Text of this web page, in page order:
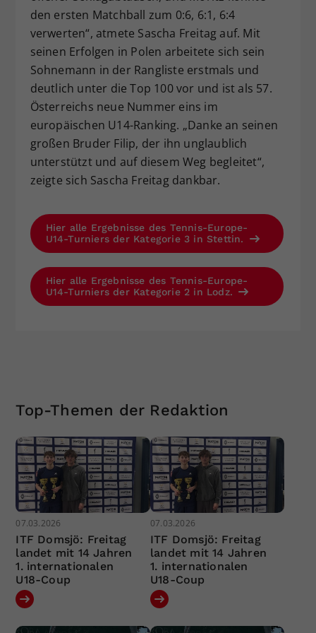
den ersten Matchball zum 0:6, 6:1, 6:4
verwerten“, atmete Sascha Freitag auf. Mit
seinen Erfolgen in Polen arbeitete sich sein
Sohnemann in der Rangliste erstmals und
deutlich unter die Top 100 vor und ist als 57.
Österreichs neue Nummer eins im
europäischen U14-Ranking. „Danke an seinen
großen Bruder Filip, der ihn unglaublich
unterstützt und auf diesem Weg begleitet“,
zeigte sich Sascha Freitag dankbar.
Hier alle Ergebnisse des Tennis-Europe-
U14-Turniers der Kategorie 3 in Stettin.
Hier alle Ergebnisse des Tennis-Europe-
U14-Turniers der Kategorie 2 in Lodz.
Top-Themen der Redaktion
07.03.2026
ITF Domsjö: Freitag
landet mit 14 Jahren
1. internationalen
U18-Coup
07.03.2026
ITF Domsjö: Freitag
landet mit 14 Jahren
1. internationalen
U18-Coup